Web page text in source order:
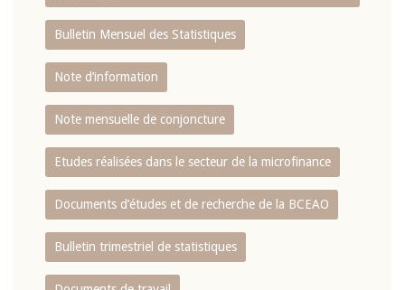
Bulletin Mensuel des Statistiques
Note d’information
Note mensuelle de conjoncture
Etudes réalisées dans le secteur de la microfinance
Documents d’études et de recherche de la BCEAO
Bulletin trimestriel de statistiques